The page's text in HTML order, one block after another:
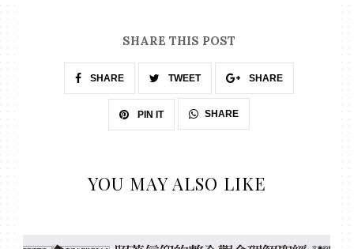
SHARE THIS POST
SHARE TWEET SHARE
PIN IT SHARE
YOU MAY ALSO LIKE